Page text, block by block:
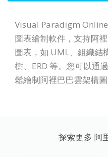
Visual Paradigm
圖表繪制軟件，支持阿
圖表，如 UML、組織結
樹、ERD 等。您可以通
鬆繪制阿裡巴巴雲架構圖
探索更多 阿